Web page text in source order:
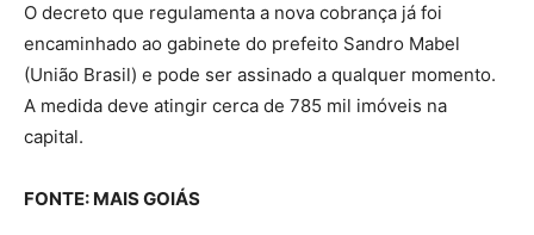
O decreto que regulamenta a nova cobrança já foi
encaminhado ao gabinete do prefeito Sandro Mabel
(União Brasil) e pode ser assinado a qualquer momento.
A medida deve atingir cerca de 785 mil imóveis na
capital.
FONTE: MAIS GOIÁS